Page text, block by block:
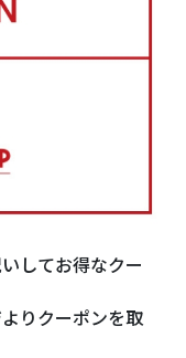
してお得なクー
りクーポンを取